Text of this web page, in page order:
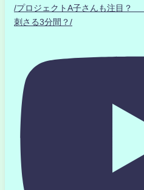
/プロジェクトA子さんも注目
刺さる3分間？/